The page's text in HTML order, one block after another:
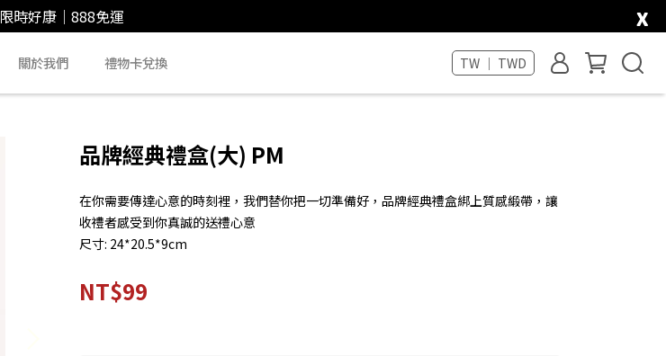
限時好康｜888免運 x
關於我們 禮物卡兌換 TW ｜ TWD
品牌經典禮盒(大) PM
在你需要傳達心意的時刻裡，我們替你把一切準備好，品牌經典禮盒綁上質感緞帶，讓
收禮者感受到你真誠的送禮心意
尺寸: 24*20.5*9cm
NT$99